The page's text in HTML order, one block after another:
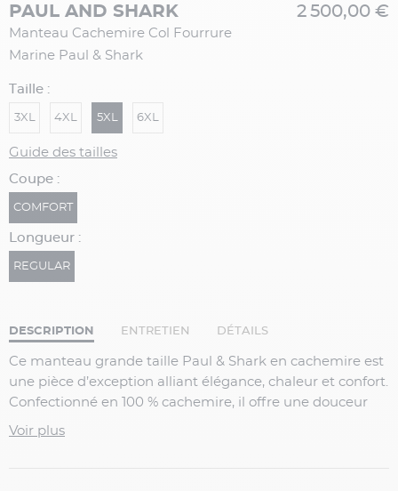
PAUL AND SHARK
Manteau Cachemire Col Fourrure
Marine Paul & Shark
2 500,00 €
Taille :
3XL 4XL 5XL 6XL
Guide des tailles
Coupe :
COMFORT
Longueur :
REGULAR
DESCRIPTION ENTRETIEN DÉTAILS
Ce manteau grande taille Paul & Shark en cachemire est
une pièce d’exception alliant élégance, chaleur et confort.
Confectionné en 100 % cachemire, il offre une douceur
incomparable et une excellente isolation thermique. Son
Voir plus